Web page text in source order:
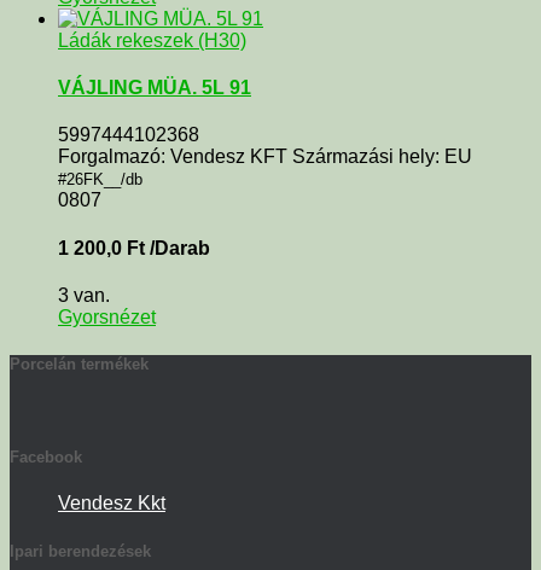
Ládák rekeszek (H30)
VÁJLING MÜA. 5L 91
5997444102368
Forgalmazó: Vendesz KFT Származási hely: EU
#26FK__/db
0807
1 200,0 Ft /Darab
3 van.
Gyorsnézet
Porcelán termékek
Facebook
Vendesz Kkt
Ipari berendezések